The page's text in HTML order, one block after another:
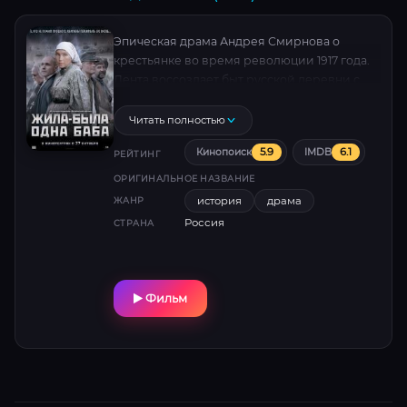
Эпическая драма Андрея Смирнова о
крестьянке во время революции 1917 года.
фильм получил «Золотого орла» за лучшую
женскую роль (Дарья Екамасова).
Читать полностью
РЕЙТИНГ Кинопоиск 5.9 IMDB 6.1
ОРИГИНАЛЬНОЕ НАЗВАНИЕ
ЖАНР история драма
СТРАНА Россия
Фильм